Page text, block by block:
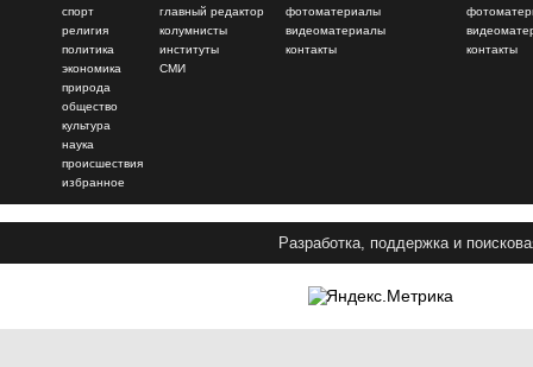
спорт
религия
политика
экономика
природа
общество
культура
наука
происшествия
избранное
главный редактор
колумнисты
институты
СМИ
фотоматериалы
видеоматериалы
контакты
контакты
Разработка, поддержка и